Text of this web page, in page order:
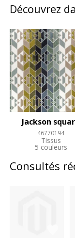
Découvrez
Jackson
46770194
Tissus
5 couleurs
Consultés